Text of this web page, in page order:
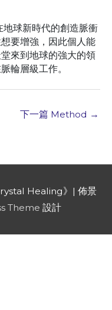
球新時代的創造脈衝
要增強，因此個人能
來到地球的強大的領
輪層級工作。
下一篇 Method →
Healing》| 佈景
Theme 設計